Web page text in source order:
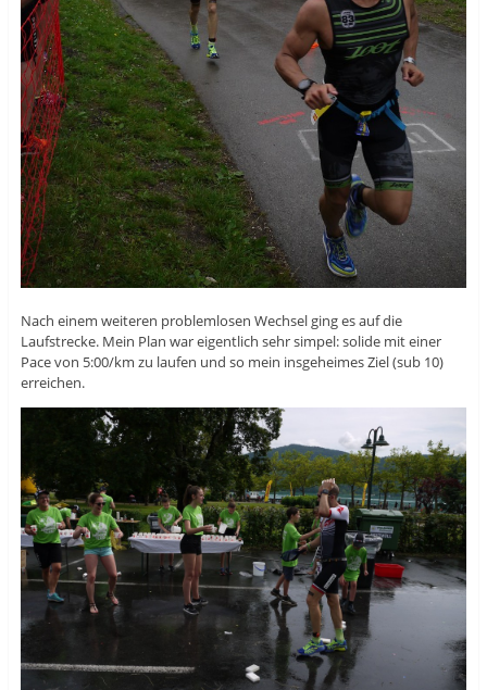
Nach einem weiteren problemlosen Wechsel ging es auf die
Laufstrecke. Mein Plan war eigentlich sehr simpel: solide mit einer
Pace von 5:00/km zu laufen und so mein insgeheimes Ziel (sub 10)
erreichen.